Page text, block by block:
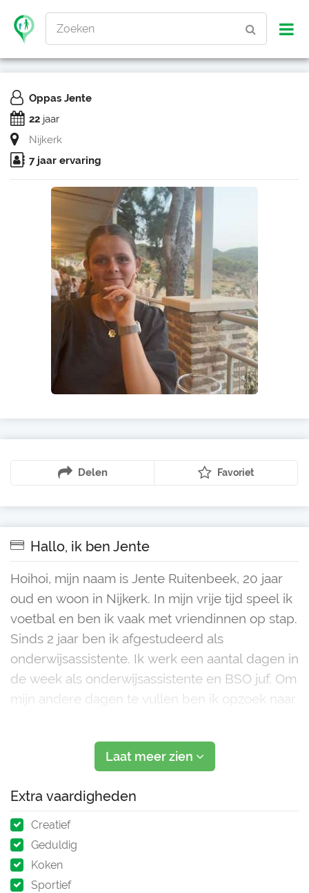
Zoeken
Oppas Jente
22 jaar
Nijkerk
7 jaar ervaring
Delen Favoriet
Hallo, ik ben Jente
Hoihoi, mijn naam is Jente Ruitenbeek, 20 jaar
oud en woon in Nijkerk. In mijn vrije tijd speel ik
voetbal en ben ik vaak met vriendinnen op stap.
Sinds 2 jaar ben ik afgestudeerd als
onderwijsassistente. Ik werk een aantal dagen in
de week als onderwijsassistente en BSO juf. Om
mijn andere dagen te vullen ben ik opzoek naar
Ondertussen oppas ik vanaf
Laat meer zien
Extra vaardigheden
Creatief
Geduldig
Koken
Sportief